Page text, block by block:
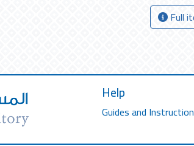
Full
Help
Guides and